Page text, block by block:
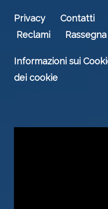
Privacy Contatti
Reclami
Informazioni sui
dei cookie